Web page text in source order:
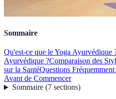
Sommaire
Qu'est-ce que le Yoga Ayurvédique
Ayurvédique ?Comparaison des
sur la SantéQuestions Fréquemment
Avant de Commencer
Sommaire(7 sections)